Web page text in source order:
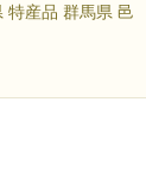
特産品 群馬県 邑